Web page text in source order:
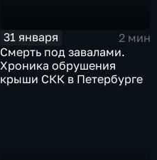
31 января
2 мин
Смерть под завалами.
Хроника обрушения
крыши СКК в Петербурге